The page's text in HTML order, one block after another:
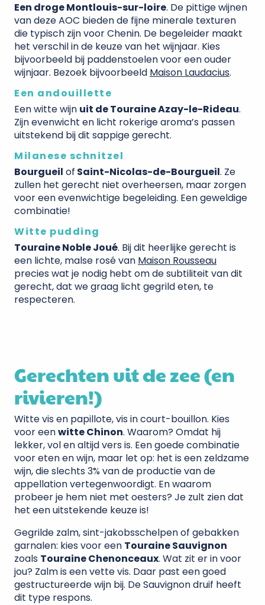
Een droge Montlouis-sur-loire. De pittige wijnen
van deze AOC bieden de fijne minerale texturen
die typisch zijn voor Chenin. De begeleider maakt
het verschil in de keuze van het wijnjaar. Kies
bijvoorbeeld bij paddenstoelen voor een ouder
wijnjaar. Bezoek bijvoorbeeld Maison Laudacius.
Een andouillette
Een witte wijn uit de Touraine Azay-le-Rideau.
Zijn evenwicht en licht rokerige aroma’s passen
uitstekend bij dit sappige gerecht.
Milanese schnitzel
Bourgueil of Saint-Nicolas-de-Bourgueil. Ze
zullen het gerecht niet overheersen, maar zorgen
voor een evenwichtige begeleiding. Een geweldige
combinatie!
Witte pudding
Touraine Noble Joué. Bij dit heerlijke gerecht is
een lichte, malse rosé van Maison Rousseau
precies wat je nodig hebt om de subtiliteit van dit
gerecht, dat we graag licht gegrild eten, te
respecteren.
Gerechten uit de zee (en
rivieren!)
Witte vis en papillote, vis in court-bouillon. Kies
voor eenwitte Chinon. Waarom? Omdat hij
lekker, vol en altijd vers is. Een goede combinatie
voor eten en wijn, maar let op: het is een zeldzame
wijn, die slechts 3% van de productie van de
appellation vertegenwoordigt. En waarom
probeer je hem niet met oesters? Je zult zien dat
het een uitstekende keuze is!
Gegrilde zalm, sint-jakobsschelpen of gebakken
garnalen: kies voor een Touraine Sauvignon
zoals Touraine Chenonceaux. Wat zit er in voor
jou? Zalm is een vette vis. Daar past een goed
gestructureerde wijn bij. De Sauvignon druif heeft
dit type respons.